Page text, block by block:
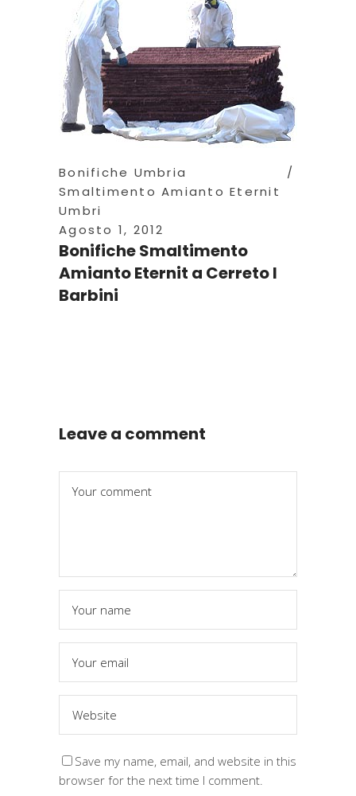
Bonifiche Umbria
Smaltimento Amianto Eternit
Umbri
Agosto 1, 2012
Bonifiche Smaltimento
Amianto Eternit a Cerreto I
Barbini
Leave a comment
Save my name, email, and website in this
browser for the next time I comment.